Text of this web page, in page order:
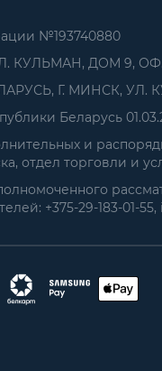
№193740880
КУЛЬМАН, ДОМ 9, ОФ.
Г. МИНСК, УЛ.
Беларусь
и
торговли и
+375-29-183-01-